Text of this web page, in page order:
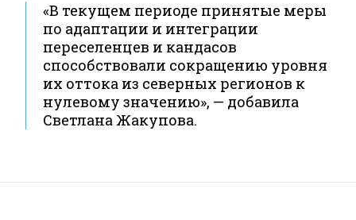
«В текущем периоде принятые меры
по адаптации и интеграции
переселенцев и кандасов
способствовали сокращению уровня
их оттока из северных регионов к
нулевому значению», — добавила
Светлана Жакупова.